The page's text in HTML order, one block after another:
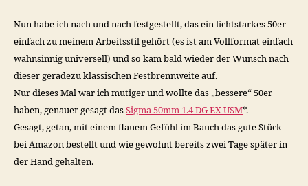
Nun habe ich nach und nach festgestellt, das ein lichtstarkes 50er
einfach zu meinem Arbeitsstil gehört (es ist am Vollformat einfach
wahnsinnig universell) und so kam bald wieder der Wunsch nach
dieser geradezu klassischen Festbrennweite auf.
Nur dieses Mal war ich mutiger und wollte das „bessere“ 50er
haben, genauer gesagt dasSigma 50mm 1.4 DG EX USM*.
Gesagt, getan, mit einem flauem Gefühl im Bauch das gute Stück
bei Amazon bestellt und wie gewohnt bereits zwei Tage später in
der Hand gehalten.